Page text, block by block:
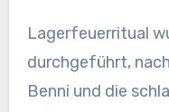
Lagerfeuerritual
durchgeführt,
Benni und die